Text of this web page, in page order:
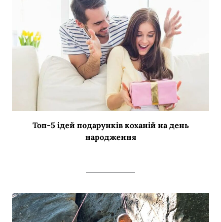
Топ-5 ідей подарунків коханій на день
народження